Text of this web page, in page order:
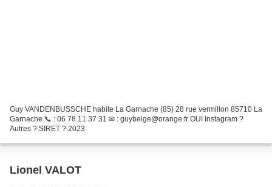
Guy VANDENBUSSCHE habite La Garnache (85) 28 rue vermillon 85710 La
Garnache 📞 : 06 78 11 37 31 ✉ : guybelge@orange.fr OUI Instagram ?
Autres ? SIRET ? 2023
Lionel VALOT